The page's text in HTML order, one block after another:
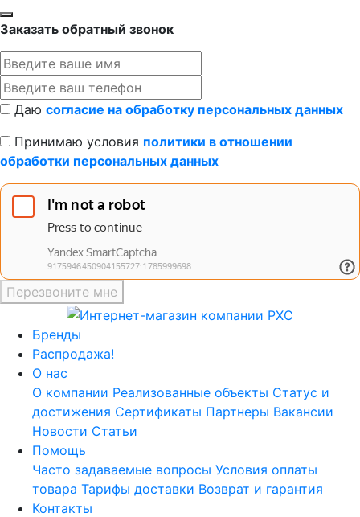
Заказать обратный звонок
Даю согласие на обработку персональных данных
Принимаю условия политики в отношении
обработки персональных данных
Перезвоните мне
Бренды
Распродажа!
О нас
О компании Реализованные объекты Статус и
достижения Сертификаты Партнеры Вакансии
Новости Статьи
Помощь
Часто задаваемые вопросы Условия оплаты
товара Тарифы доставки Возврат и гарантия
Контакты